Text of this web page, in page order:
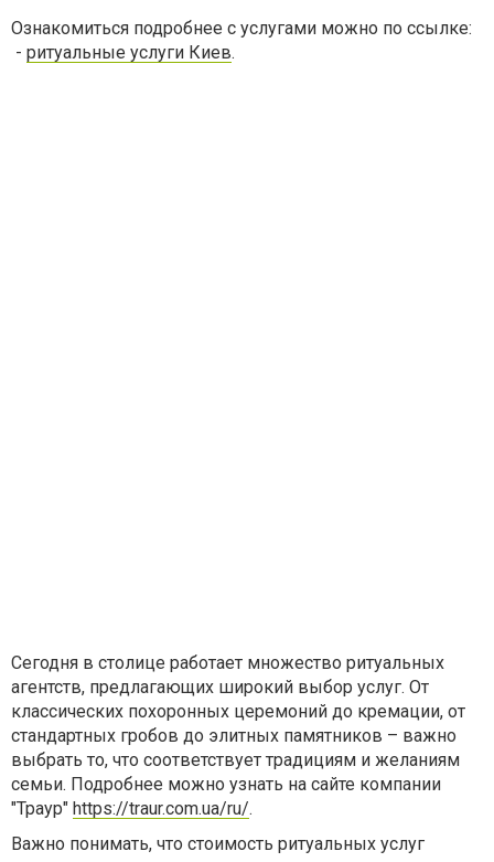
Ознакомиться подробнее с услугами можно по ссылке:
- ритуальные услуги Киев.
Сегодня в столице работает множество ритуальных
агентств, предлагающих широкий выбор услуг. От
классических похоронных церемоний до кремации, от
стандартных гробов до элитных памятников – важно
выбрать то, что соответствует традициям и желаниям
семьи. Подробнее можно узнать на сайте компании
"Траур" https://traur.com.ua/ru/.
Важно понимать, что стоимость ритуальных услуг